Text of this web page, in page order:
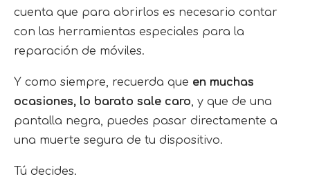
cuenta que para abrirlos es necesario contar
con las herramientas especiales para la
reparación de móviles.
Y como siempre, recuerda que en muchas
ocasiones, lo barato sale caro, y que de una
pantalla negra, puedes pasar directamente a
una muerte segura de tu dispositivo.
Tú decides.